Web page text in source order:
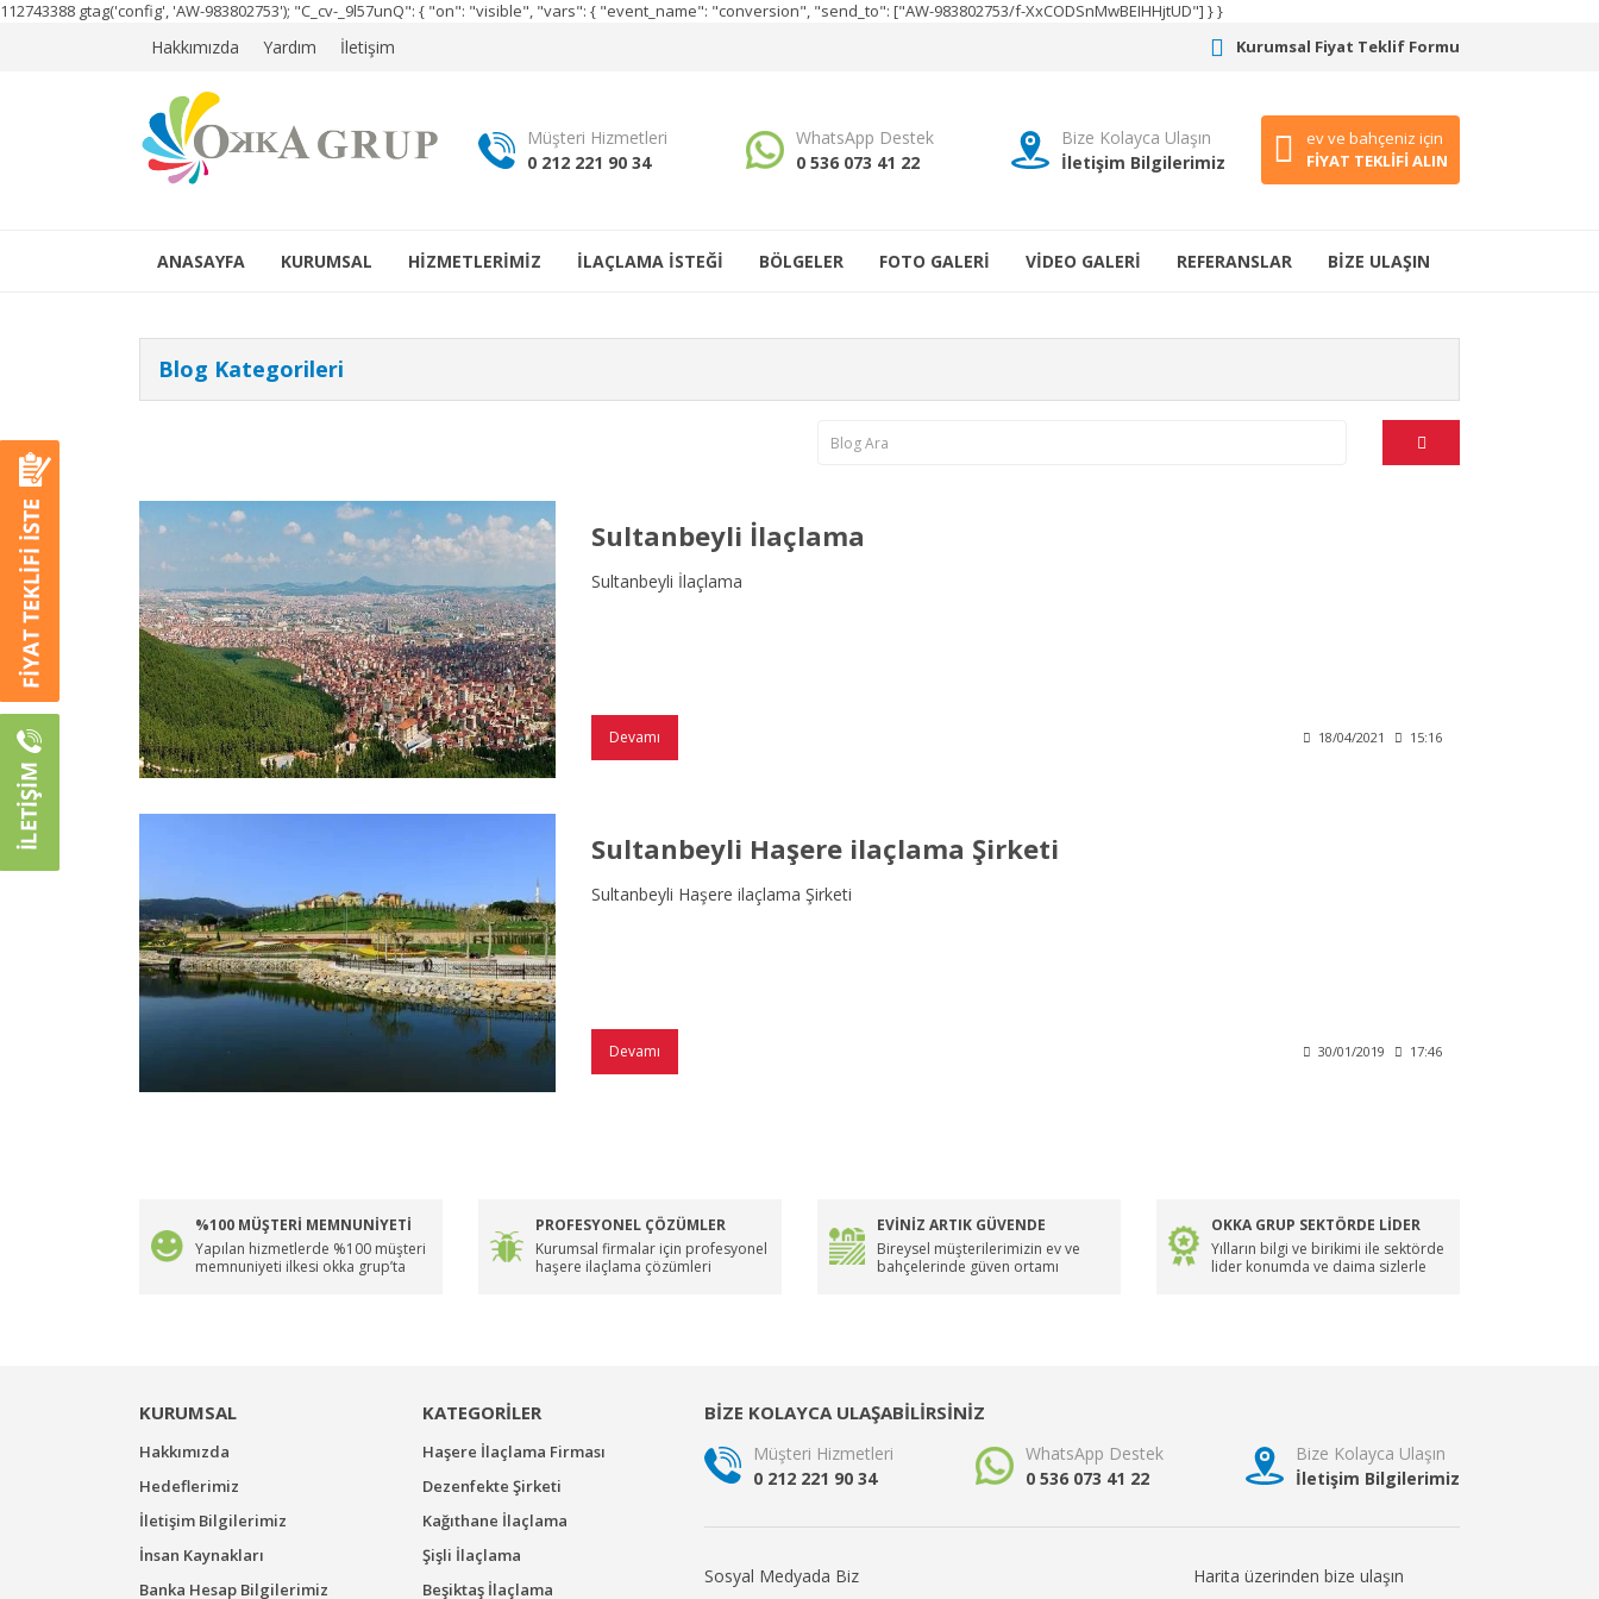
112743388 gtag('config', 'AW-983802753'); "C_cv-_9l57unQ": { "on": "visible", "vars": { "event_name": "conversion", "send_to": ["AW-983802753/f-XxCODSnMwBEIHHjtUD"] } }
Hakkımızda Yardım İletişim Kurumsal Fiyat Teklif Formu
Müşteri Hizmetleri
0 212 221 90 34
WhatsApp Destek
0 536 073 41 22
Bize Kolayca Ulaşın
İletişim Bilgilerimiz
ev ve bahçeniz için
FİYAT TEKLİFİ ALIN
ANASAYFA KURUMSAL HİZMETLERİMİZ İLAÇLAMA İSTEĞİ BÖLGELER FOTO GALERİ VİDEO GALERİ REFERANSLAR BİZE ULAŞIN
Blog Kategorileri
Sultanbeyli İlaçlama
Sultanbeyli İlaçlama
Devamı 18/04/2021 15:16
Sultanbeyli Haşere ilaçlama Şirketi
Sultanbeyli Haşere ilaçlama Şirketi
Devamı 30/01/2019 17:46
%100 MÜŞTERİ MEMNUNİYETİ
Yapılan hizmetlerde %100 müşteri
memnuniyeti ilkesi okka grup’ta
PROFESYONEL ÇÖZÜMLER
Kurumsal firmalar için profesyonel
haşere ilaçlama çözümleri
EVİNİZ ARTIK GÜVENDE
Bireysel müşterilerimizin ev ve
bahçelerinde güven ortamı
OKKA GRUP SEKTÖRDE LİDER
Yılların bilgi ve birikimi ile sektörde
lider konumda ve daima sizlerle
KURUMSAL
Hakkımızda
Hedeflerimiz
İletişim Bilgilerimiz
İnsan Kaynakları
Banka Hesap Bilgilerimiz
KATEGORİLER
Haşere İlaçlama Firması
Dezenfekte Şirketi
Kağıthane İlaçlama
Şişli İlaçlama
Beşiktaş İlaçlama
BİZE KOLAYCA ULAŞABİLİRSİNİZ
Müşteri Hizmetleri
0 212 221 90 34
WhatsApp Destek
0 536 073 41 22
Bize Kolayca Ulaşın
İletişim Bilgilerimiz
Sosyal Medyada Biz Harita üzerinden bize ulaşın